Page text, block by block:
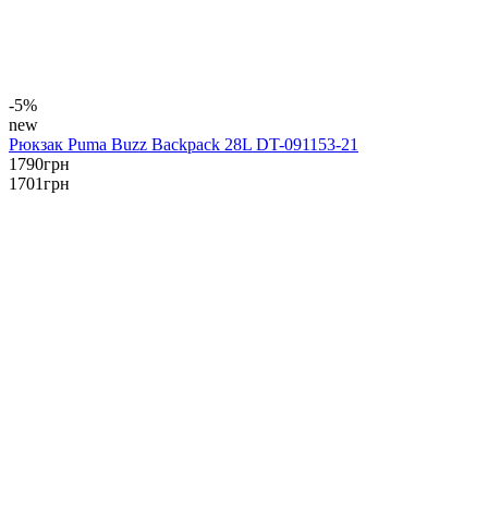
-5%
new
Рюкзак Puma Buzz Backpack 28L DT-091153-21
1790грн
1701грн